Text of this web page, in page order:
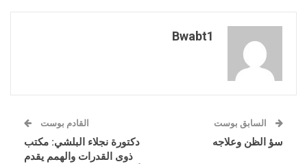
Bwabt1
السابق بوست
سؤ الظن وعلاجه
القادم بوست
دكتورة نجلاء البلشي: مكتب
ذوى القدرات والهمم يقدم